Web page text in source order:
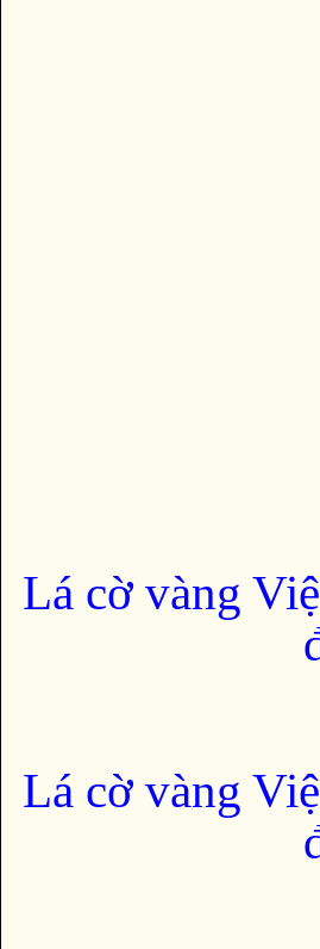
Lá cờ vàng
Lá cờ vàng